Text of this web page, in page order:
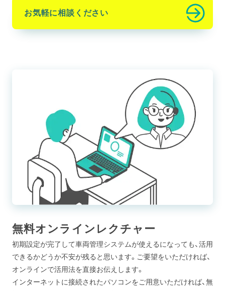
お気軽に相談ください
無料オンラインレクチャー
初期設定が完了して車両管理システムが使えるになっても、活用
できるかどうか不安が残ると思います。ご要望をいただければ、
オンラインで活用法を直接お伝えします。
インターネットに接続されたパソコンをご用意いただければ、無